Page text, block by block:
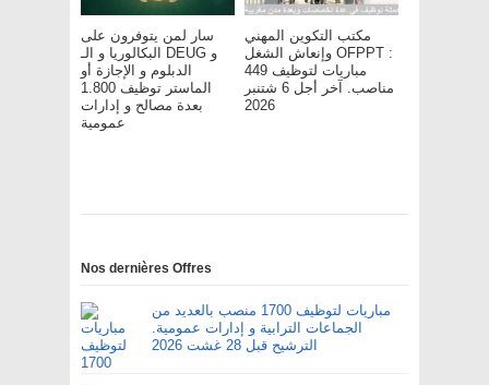
سار لمن يتوفرون على
البكالوريا و الـ DEUG و
الدبلوم و الإجازة أو
الماستر توظيف 1.800
بعدة مصالح و إدارات
عمومية
مكتب التكوين المهني
وإنعاش الشغل OFPPT :
مباريات لتوظيف 449
مناصب. آخر أجل 6 شتنبر
2026
Nos dernières Offres
مباريات لتوظيف 1700 منصب بالعديد من
الجماعات الترابية و إدارات عمومية.
الترشيح قبل 28 غشت 2026